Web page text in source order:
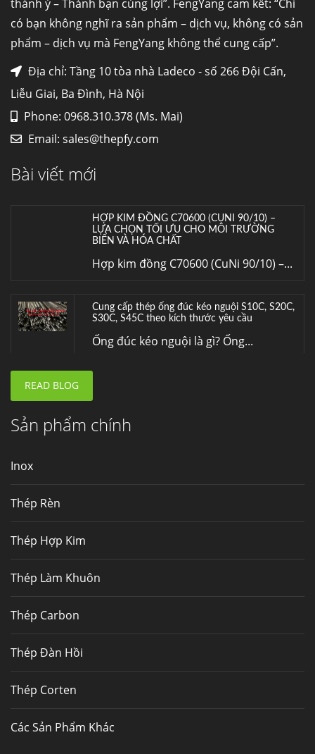
thành ý – Thành bạn cùng lợi”. FengYang cam kết: “Chỉ
có bạn không nghĩ ra sản phẩm – dịch vụ, không có sản
phẩm – dịch vụ mà FengYang không thể cung cấp”.
Địa chỉ: Tầng 10 tòa nhà Ladeco - số 266 Đội Cấn,
Liễu Giai, Ba Đình, Hà Nội
Phone: 0968.310.378 (Ms. Mai)
Email: sales@thepfy.com
Bài viết mới
nhiệt,...
Mua inox ở đâu chất lượng giá tốt? Gọi ngay
Inox (thép không gỉ) là một trong...
LỰA CHỌN TỐI ƯU CHO MÔI TRƯỜNG
Hợp kim đồng C70600 (CuNi 90/10) –...
Cung cấp thép ống đúc kéo nguội S10C, S20C,
S30C, S45C theo kích thước yêu cầu
nhà máy thép Hòa Phát
máy...
nhất, Mua Inconel 625 tại Việt Nam
Hợp kim N06625 là hợp kim chịu
READ BLOG
Sản phẩm chính
Inox
Thép Rèn
Thép Hợp Kim
Thép Làm Khuôn
Thép Carbon
Thép Đàn Hồi
Thép Corten
Các Sản Phẩm Khác